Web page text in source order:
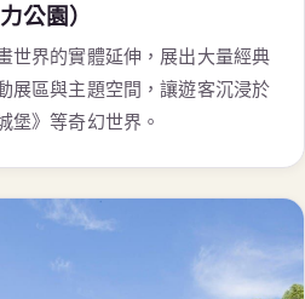
公園）
世界的實體延伸，展出大量經典
展區與主題空間，讓遊客沉浸於
堡》等奇幻世界。